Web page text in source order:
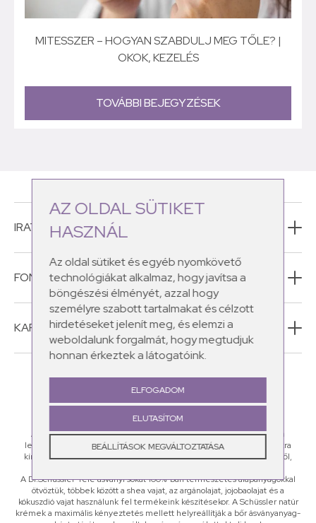
AZ OLDAL SÜTIKET
HASZNÁL
Az oldal sütiket és egyéb nyomkövető
technológiákat alkalmaz, hogy javítsa a
böngészési élményét, azzal hogy
személyre szabott tartalmakat és célzott
hirdetéseket jelenít meg, és elemzi a
weboldalunk forgalmát, hogy megtudjuk
honnan érkeztek a látogatóink.
ELFOGADOM
ELUTASÍTOM
BEÁLLÍTÁSOK MEGVÁLTOZTATÁSA
MITESSZER – HOGYAN SZABDULJ MEG TŐLE? |
OKOK, KEZELÉS
TOVÁBBI BEJEGYZÉSEK
IRATKOZZ FEL HÍRLEVELÜNKRE!
FONTOS INFORMÁCIÓK
KAPCSOLAT
A Schüssler Natur CosMEDics natúr kozmetikumaiban megtalálod a
legértékesebb ásványi sókat, amelyek a leggyakoribb bőrproblémákra
kínálnak megoldást: legyen szó ráncok kialakulásáról, pattanásos bőrről,
A Dr.Schüssler-féle ásványi sókat 100%-ban természetes alapanyagokkal
ötvöztük, többek között a shea vajat, az argánolajat, jojobaolajat és a
kókuszdió vajat használunk fel termékeink készítésekor. A Schüssler natúr
krémek a maximális kényeztetés mellett helyreállítják a bőr ásványanyag-